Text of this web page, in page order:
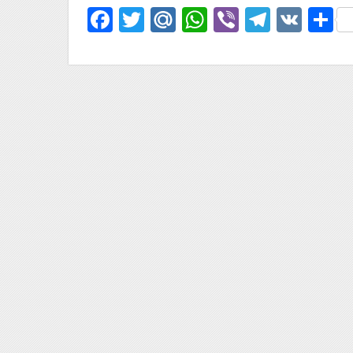
Facebook
TwitterMail.Ru
WhatsApp
Viber VK